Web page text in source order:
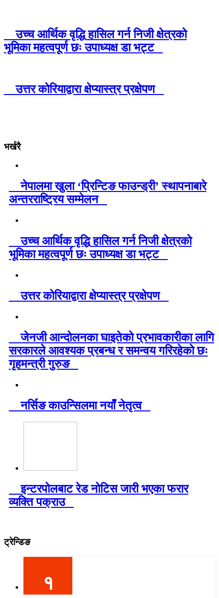
उच्च आर्थिक वृद्धि हासिल गर्न निजी क्षेत्रको
भूमिका महत्वपूर्ण छः उपाध्यक्ष डा भट्ट
उत्तर कोरियाद्वारा क्षेप्यास्त्र प्रक्षेपण
भर्खरै
नेपालमा खुला ‘प्रिन्टिङ फाउन्ड्री’ स्थापनाबारे
अन्तरराष्ट्रिय सम्मेलन
उच्च आर्थिक वृद्धि हासिल गर्न निजी क्षेत्रको
भूमिका महत्वपूर्ण छः उपाध्यक्ष डा भट्ट
उत्तर कोरियाद्वारा क्षेप्यास्त्र प्रक्षेपण
जेनजी आन्दोलनका घाइतेको प्रभावकारीका लागि
सरकारले आवश्यक प्रबन्ध र समन्वय गरिरहेको छः
गृहमन्त्री गुरुङ
नर्सिङ काउन्सिलमा नयाँ नेतृत्व
इन्टरपोलबाट रेड नोटिस जारी भएका फरार
व्यक्ति पक्राउ
ट्रेन्डिङ
१